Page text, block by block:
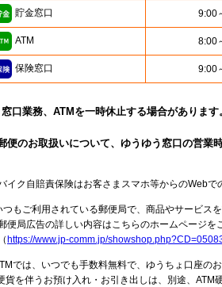
貯金窓口 9:00
ATM 8:00
保険窓口 9:00
口業務、ATMを一時休止する場合があります
便のお取扱いについて、ゆうゆう窓口の営業
イク自賠責保険はお客さまスマホ等からのWebで
つもご利用されている郵便局で、商品やサービス
便局広告の詳しい内容はこちらのホームページを
https://www.jp-comm.jp/
では、いつでも手数料無料で、ゆうちょ口座の
貨を伴うお預け入れ・お引き出しは、別途、ATM